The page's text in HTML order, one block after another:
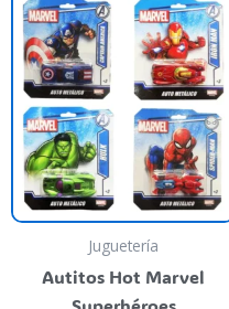
Juguetería
Autitos Hot Marvel